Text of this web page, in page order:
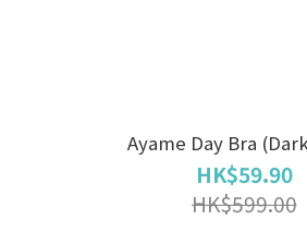
Ayame Day Bra
HK$59.90
HK$599.00